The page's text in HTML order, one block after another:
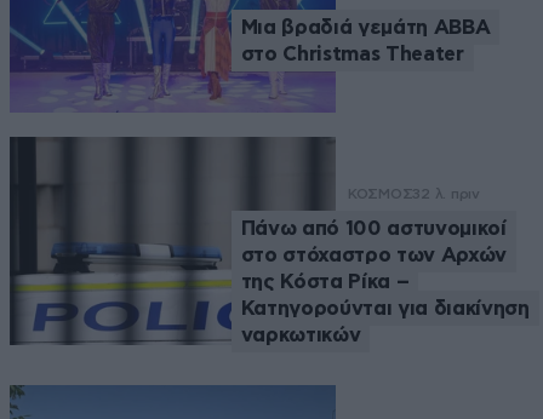
Μια βραδιά γεμάτη ABBA
στο Christmas Theater
ΚΟΣΜΟΣ32 λ. πριν
Πάνω από 100 αστυνομικοί
στο στόχαστρο των Αρχών
της Κόστα Ρίκα –
Κατηγορούνται για διακίνηση
ναρκωτικών